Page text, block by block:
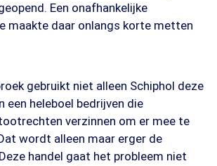
Een onafhankelijke
maakte daar onlangs korte metten
gebruikt niet alleen Schiphol deze
een heleboel bedrijven die
verzinnen om er mee te
wordt alleen maar erger de
handel gaat het probleem niet